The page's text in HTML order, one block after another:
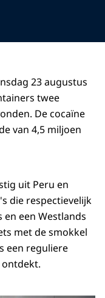
23 augustus
twee
De cocaïne
van 4,5 miljoen
uit Peru en
die respectievelijk
een Westlands
met de smokkel
een reguliere